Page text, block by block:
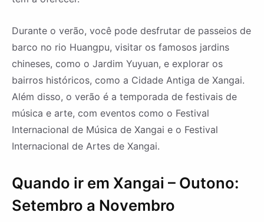
Durante o verão, você pode desfrutar de passeios de
barco no rio Huangpu, visitar os famosos jardins
chineses, como o Jardim Yuyuan, e explorar os
bairros históricos, como a Cidade Antiga de Xangai.
Além disso, o verão é a temporada de festivais de
música e arte, com eventos como o Festival
Internacional de Música de Xangai e o Festival
Internacional de Artes de Xangai.
Quando ir em Xangai – Outono:
Setembro a Novembro